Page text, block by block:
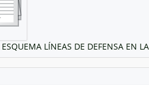
LÍNEAS DE DEFENSA EN